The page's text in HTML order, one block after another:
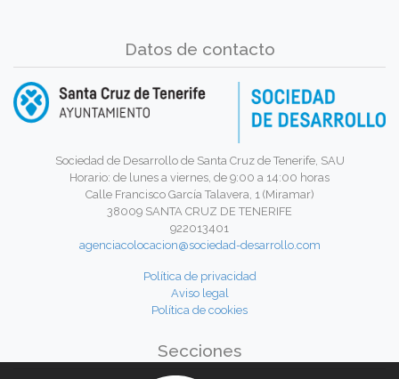
Datos de contacto
Sociedad de Desarrollo de Santa Cruz de Tenerife, SAU
Horario: de lunes a viernes, de 9:00 a 14:00 horas
Calle Francisco García Talavera, 1 (Miramar)
38009 SANTA CRUZ DE TENERIFE
922013401
agenciacolocacion@sociedad-desarrollo.com
Política de privacidad
Aviso legal
Política de cookies
Secciones